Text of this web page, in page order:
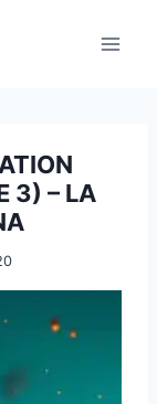
3) – LA